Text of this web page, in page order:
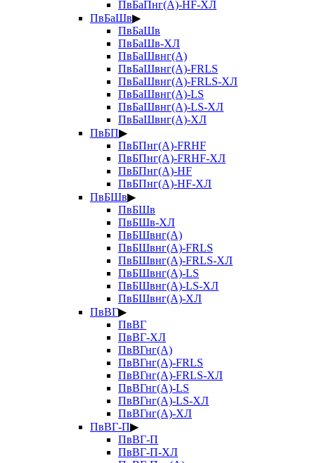
ПвБаПнг(А)-HF-ХЛ
ПвБаШв▶
ПвБаШв
ПвБаШв-ХЛ
ПвБаШвнг(А)
ПвБаШвнг(А)-FRLS
ПвБаШвнг(А)-FRLS-ХЛ
ПвБаШвнг(А)-LS
ПвБаШвнг(А)-LS-ХЛ
ПвБаШвнг(А)-ХЛ
ПвБП▶
ПвБПнг(А)-FRHF
ПвБПнг(А)-FRHF-ХЛ
ПвБПнг(А)-HF
ПвБПнг(А)-HF-ХЛ
ПвБШв▶
ПвБШв
ПвБШв-ХЛ
ПвБШвнг(А)
ПвБШвнг(А)-FRLS
ПвБШвнг(А)-FRLS-ХЛ
ПвБШвнг(А)-LS
ПвБШвнг(А)-LS-ХЛ
ПвБШвнг(А)-ХЛ
ПвВГ▶
ПвВГ
ПвВГ-ХЛ
ПвВГнг(А)
ПвВГнг(А)-FRLS
ПвВГнг(А)-FRLS-ХЛ
ПвВГнг(А)-LS
ПвВГнг(А)-LS-ХЛ
ПвВГнг(А)-ХЛ
ПвВГ-П▶
ПвВГ-П
ПвВГ-П-ХЛ